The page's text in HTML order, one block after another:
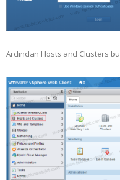
Ardından Hosts and Clusters